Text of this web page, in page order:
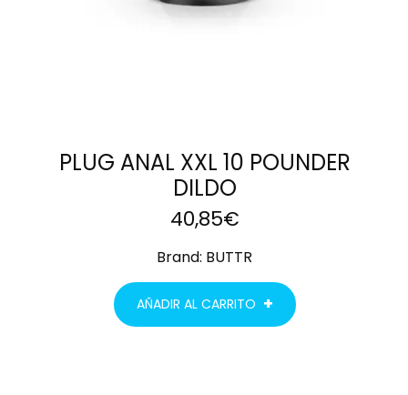
PLUG ANAL XXL 10 POUNDER
DILDO
40,85€
Brand: BUTTR
AÑADIR AL CARRITO